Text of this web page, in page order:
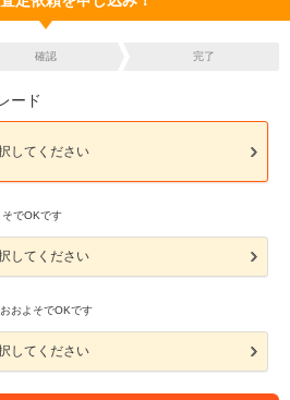
確認 完了
ード
してください
でOKです
してください
およそでOKです
してください